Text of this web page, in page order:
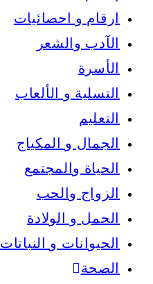
ارقام و احصائيات
الآدب والشعر
الأسرة
التسلية و الألعاب
التعليم
الجمال و المكياج
الحياة والمجتمع
الزواج والحب
الحمل و الولادة
الحيوانات و النباتات
الصحة